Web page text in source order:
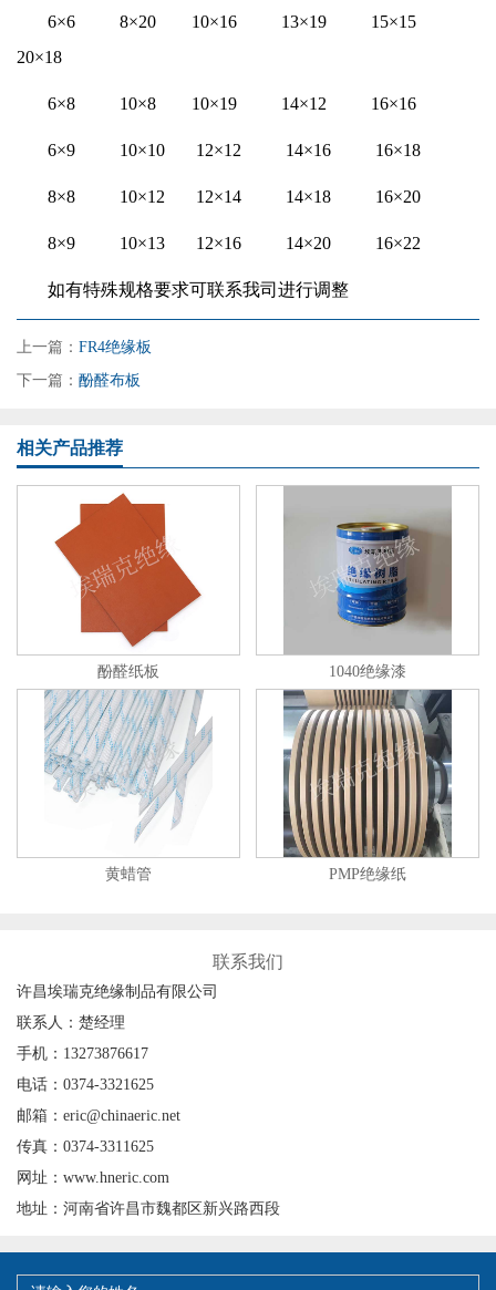
6×6 8×20 10×16 13×19 15×15
20×18
6×8 10×8 10×19 14×12 16×16
6×9 10×10 12×12 14×16 16×18
8×8 10×12 12×14 14×18 16×20
8×9 10×13 12×16 14×20 16×22
如有特殊规格要求可联系我司进行调整
上一篇： FR4绝缘板
下一篇： 酚醛布板
相关产品推荐
酚醛纸板 1040绝缘漆
黄蜡管 PMP绝缘纸
联系我们
许昌埃瑞克绝缘制品有限公司
联系人：楚经理
手机：13273876617
电话：0374-3321625
邮箱：eric@chinaeric.net
传真：0374-3311625
网址：www.hneric.com
地址：河南省许昌市魏都区新兴路西段